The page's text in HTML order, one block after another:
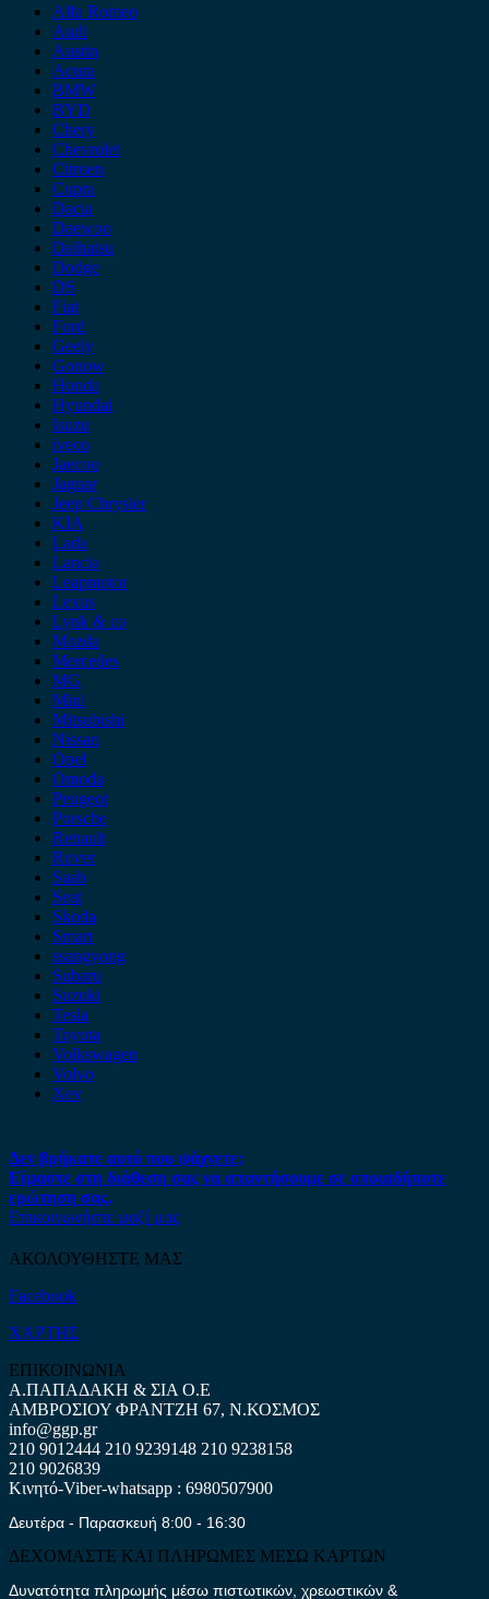
Alfa Romeo
Audi
Austin
Acura
BMW
BYD
Chery
Chevrolet
Citroen
Cupra
Dacia
Daewoo
Daihatsu
Dodge
DS
Fiat
Ford
Geely
Gonow
Honda
Hyundai
Isuzu
iveco
Jaecoo
Jaguar
Jeep Chrysler
KIA
Lada
Lancia
Leapmotor
Lexus
Lynk & co
Mazda
Mercedes
MG
Mini
Mitsubishi
Nissan
Opel
Omoda
Peugeot
Porsche
Renault
Rover
Saab
Seat
Skoda
Smart
ssangyong
Subaru
Suzuki
Tesla
Toyota
Volkswagen
Volvo
Xev
Δεν βρήκατε αυτό που ψάχνετε;
Είμαστε στη διάθεση σας να απαντήσουμε σε οποιαδήποτε
ερώτηση σας.
Επικοινωνήστε μαζί μας
ΑΚΟΛΟΥΘΗΣΤΕ ΜΑΣ
Facebook
ΧΑΡΤΗΣ
ΕΠΙΚΟΙΝΩΝΙΑ
Α.ΠΑΠΑΔΑΚΗ & ΣΙΑ Ο.Ε
ΑΜΒΡΟΣΙΟΥ ΦΡΑΝΤΖΗ 67, Ν.ΚΟΣΜΟΣ
info@ggp.gr
210 9012444 210 9239148 210 9238158
210 9026839
Κινητό-Viber-whatsapp : 6980507900
Δευτέρα - Παρασκευή 8:00 - 16:30
ΔΕΧΟΜΑΣΤΕ ΚΑΙ ΠΛΗΡΩΜΕΣ ΜΕΣΩ ΚΑΡΤΩΝ
Δυνατότητα πληρωμής μέσω πιστωτικών, χρεωστικών &